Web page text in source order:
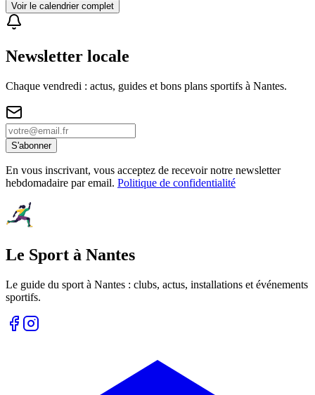
Voir le calendrier complet
Newsletter locale
Chaque vendredi : actus, guides et bons plans sportifs à Nantes.
S'abonner
En vous inscrivant, vous acceptez de recevoir notre newsletter
hebdomadaire par email. Politique de confidentialité
Le Sport à Nantes
Le guide du sport à Nantes : clubs, actus, installations et événements
sportifs.